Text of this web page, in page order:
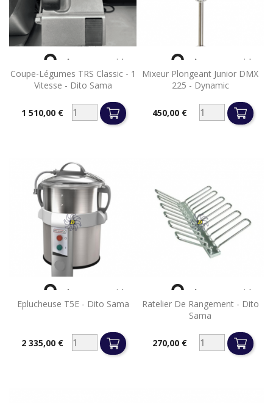
Coupe-Légumes TRS Classic - 1
Vitesse - Dito Sama
Prix1 510,00 €
 Aperçu rapide
Mixeur Plongeant Junior DMX
225 - Dynamic
Prix450,00 €
 Aperçu rapide
Eplucheuse T5E - Dito Sama
Prix2 335,00 €
 Aperçu rapide
Ratelier De Rangement - Dito
Sama
Prix270,00 €
 Aperçu rapide